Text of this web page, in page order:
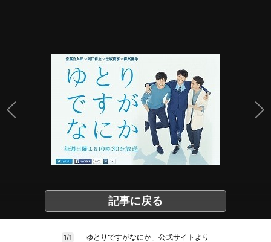
記事に戻る
1/1 「ゆとりですがなにか」公式サイトより